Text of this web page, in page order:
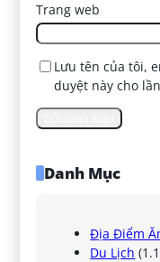
Trang web
Lưu tên của tôi,
duyệt này cho
Danh Mục
Địa Điểm
Du Lịch